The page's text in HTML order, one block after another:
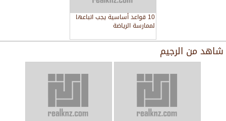
10 قواعد أساسية يجب اتباعها
لممارسة الرياضة
شاهد من الرجيم